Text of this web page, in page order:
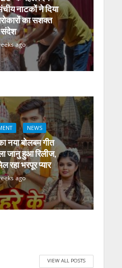
नाटकों ने दिया
का सशक्त
संदेश
ago
NEWS
नया बोलबम गीत
जानु हुआ रिलीज,
रहा भरपूर प्यार
ago
VIEW ALL POSTS